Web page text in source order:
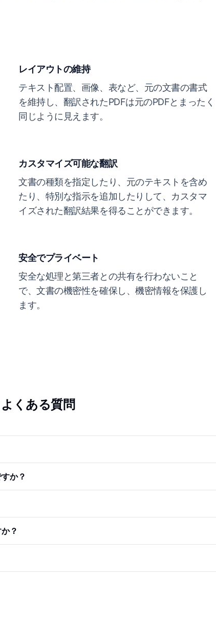
レイアウトの維持
テキスト配置、画像、表など、元の文書の書式
を維持し、翻訳されたPDFは元のPDFとまったく
同じように見えます。
カスタマイズ可能な翻訳
文書の種類を指定したり、元のテキストを含め
たり、特別な指示を追加したりして、カスタマ
イズされた翻訳結果を得ることができます。
安全でプライベート
安全な処理と第三者との共有を行わないこと
で、文書の機密性を確保し、機密情報を保護し
ます。
くある質問
か？
？